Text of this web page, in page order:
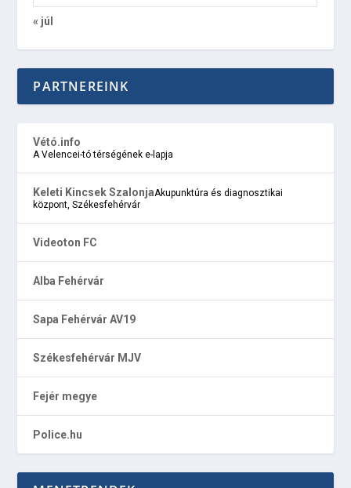
« júl
PARTNEREINK
Vétó.info
A Velencei-tó térségének e-lapja
Keleti Kincsek SzalonjaAkupunktúra és diagnosztikai
központ, Székesfehérvár
Videoton FC
Alba Fehérvár
Sapa Fehérvár AV19
Székesfehérvár MJV
Fejér megye
Police.hu